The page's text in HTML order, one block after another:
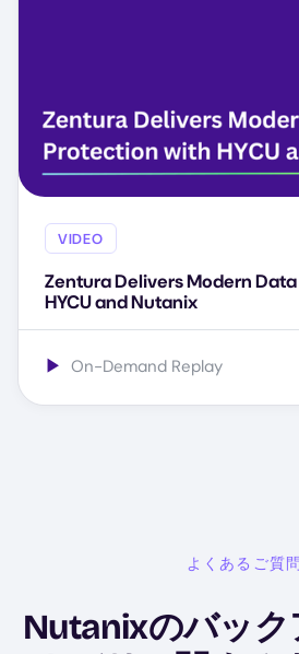
VIDEO
Zentura Delivers Modern
HYCU and Nutanix
▶ On-Demand Replay
よくあるご質問
Nutanixのバック